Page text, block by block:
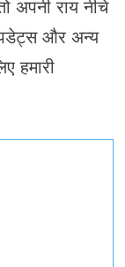
अपनी राय नीचे
और अन्य
हमारी